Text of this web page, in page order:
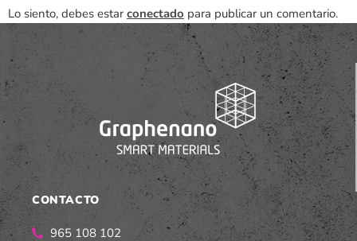
Lo siento, debes estar conectado para publicar un comentario.
CONTACTO
965 108 102